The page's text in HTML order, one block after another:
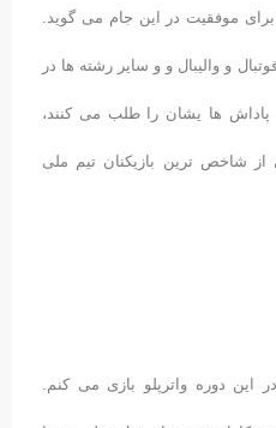
موفقیت در این جام می گوید.
و والیبال و و سایر رشته ها در
ها یشان را طلب می کنند،
شاخص ترین بازیکنان تیم ملی
این دوره واترپلو بازی می کنم.